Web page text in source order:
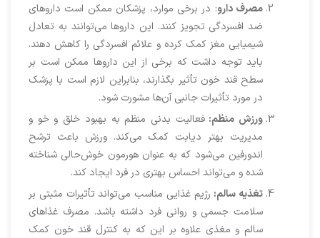
مصرف دارو: در برخی موارد، پزشکان ممکن است داروهای
ضد افسردگی تجویز کنند. این داروها می‌توانند به تعادل
شیمیایی مغز کمک کرده و علائم افسردگی را کاهش دهند.
باید توجه داشت که برخی از این داروها ممکن است بر
سطح قند خون تأثیر بگذارند، بنابراین لازم است با پزشک
در مورد تأثیرات جانبی آن‌ها مشورت شود.
ورزش منظم:فعالیت بدنی منظم به بهبود خلق و خو و
مدیریت بهتر دیابت کمک می‌کند. ورزش باعث ترشح
اندورفین می‌شود که به عنوان هورمون خوش‌حالی شناخته
شده و می‌تواند احساس بهتری در فرد ایجاد کند.
تغذیه سالم: رژیم غذایی مناسب می‌تواند تأثیرات مثبتی بر
سلامت جسمی و روانی فرد داشته باشد. مصرف غذاهای
سالم و مغذی علاوه بر این که به کنترل قند خون کمک